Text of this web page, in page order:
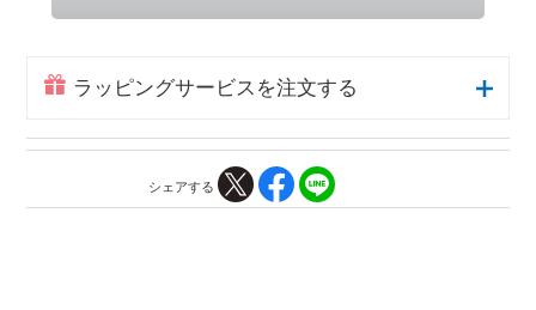
ラッピングサービスを注文する
シェアする